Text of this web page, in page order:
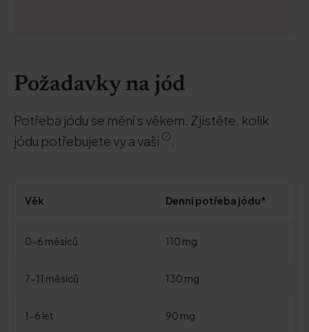
Požadavky na jód
Potřeba jódu se mění s věkem. Zjistěte, kolik
jódu potřebujete vy a vaši
.
Věk Denní potřeba jódu*
0-6 měsíců 110 mg
7-11 měsíců 130 mg
1-6 let 90 mg